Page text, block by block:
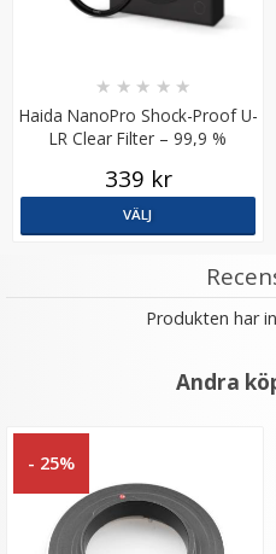
★★
LÄGG I
Haida NanoPro Shock-Proof U-
LR Clear Filter – 99,9 %
★ ★ ★ ★ ★
339 kr
VÄLJ
Produkten har
Andra
- 25%